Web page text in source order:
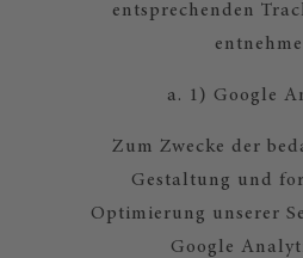
entsprechenden
a. 1) Google
Zum Zwecke der
Gestaltung und
Optimierung unserer
Google